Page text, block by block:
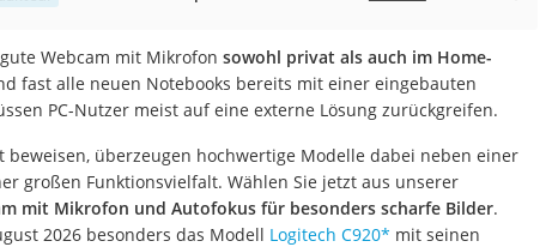
Laser-Multifunktionsdrucker
Powerline-Adapter
Powerstation mit Solarpanel
Gaming-PC
Soundbar
Webcam mit Mikrofon sowohl privat als auch im Home-
fast alle neuen Notebooks bereits mit einer eingebauten
PC-Nutzer meist auf eine externe Lösung zurückgreifen.
beweisen, überzeugen hochwertige Modelle dabei neben einer
großen Funktionsvielfalt. Wählen Sie jetzt aus unserer
mit Mikrofon und Autofokus für besonders scharfe Bilder.
2026 besonders das Modell Logitech C920* mit seinen